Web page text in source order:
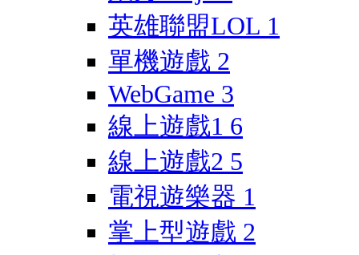
英雄聯盟LOL 1
單機遊戲 2
WebGame 3
線上遊戲1 6
線上遊戲2 5
電視遊樂器 1
掌上型遊戲 2